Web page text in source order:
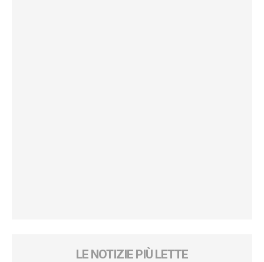
LE NOTIZIE PIÙ LETTE